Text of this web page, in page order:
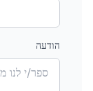
הודעה